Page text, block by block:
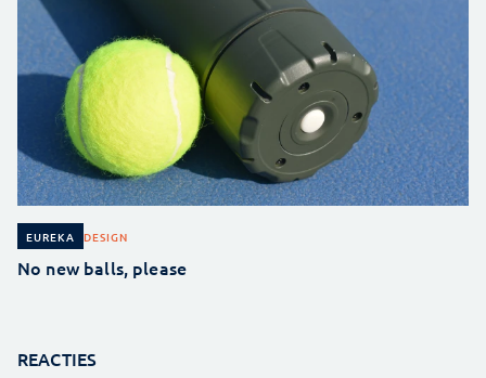
EUREKA DESIGN
No new balls, please
REACTIES